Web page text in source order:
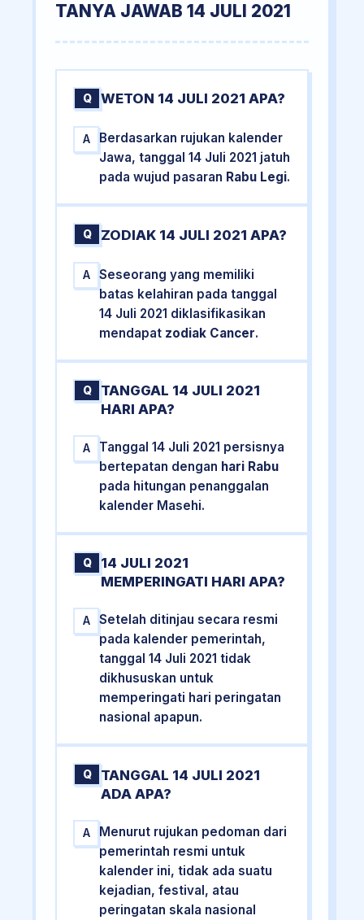
TANYA JAWAB 14 JULI 2021
Q WETON 14 JULI 2021 APA?
A
Berdasarkan rujukan kalender
Jawa, tanggal 14 Juli 2021 jatuh
pada wujud pasaran Rabu Legi.
Q ZODIAK 14 JULI 2021 APA?
A
Seseorang yang memiliki
batas kelahiran pada tanggal
14 Juli 2021 diklasifikasikan
mendapat zodiak Cancer.
Q
TANGGAL 14 JULI 2021
HARI APA?
A
Tanggal 14 Juli 2021 persisnya
bertepatan dengan hari Rabu
pada hitungan penanggalan
kalender Masehi.
Q
14 JULI 2021
MEMPERINGATI HARI APA?
A
Setelah ditinjau secara resmi
pada kalender pemerintah,
tanggal 14 Juli 2021 tidak
dikhususkan untuk
memperingati hari peringatan
nasional apapun.
Q
TANGGAL 14 JULI 2021
ADA APA?
A
Menurut rujukan pedoman dari
pemerintah resmi untuk
kalender ini, tidak ada suatu
kejadian, festival, atau
peringatan skala nasional